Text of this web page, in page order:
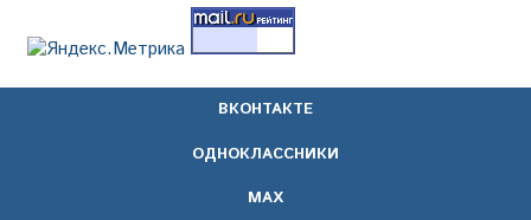
ВКОНТАКТЕ
ОДНОКЛАССНИКИ
МАХ